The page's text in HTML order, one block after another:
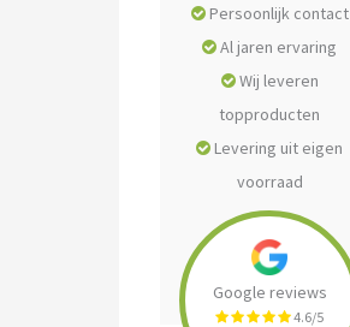
Persoonlijk contact
Al jaren ervaring
Wij leveren
topproducten
Levering uit eigen
voorraad
Google reviews
4.6/5